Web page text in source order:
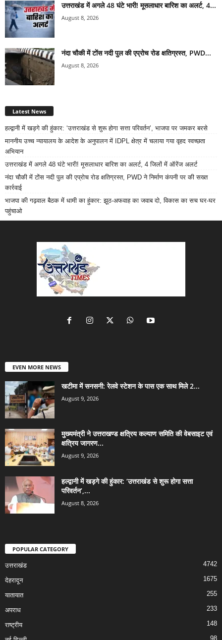
उत्तराखंड में अगले 48 घंटे भारी! मूसलाधार बारिश का अलर्ट, 4...
August 8, 2026
नंदा चौकी में टोंस नदी पुल की एप्रोच रोड क्षतिग्रस्त, PWD...
August 8, 2026
Latest News
हल्द्वानी में खड़गे की हुंकार: ‘उत्तराखंड से शुरू होगा सत्ता परिवर्तन’, भाजपा पर जमकर बरसे
माननीय उच्च न्यायालय के आदेश के अनुपालन में IDPL क्षेत्र में चलाया गया वृहद स्वच्छता
अभियान
उत्तराखंड में अगले 48 घंटे भारी! मूसलाधार बारिश का अलर्ट, 4 जिलों में ऑरेंज अलर्ट
नंदा चौकी में टोंस नदी पुल की एप्रोच रोड क्षतिग्रस्त, PWD ने निर्माण कंपनी पर की सख्त
कार्रवाई
भाजपा की गढ़वाल बैठक में धामी का हुंकार: झूठ-अफवाह का जवाब दो, विकास का सच घर-घर
पहुंचाओ
EVEN MORE NEWS
खटीमा में सनसनी: रेलवे स्टेशन के पास एक साथ मिले 2...
August 9, 2026
मुख्यमंत्री ने उत्तराखण्ड क्षत्रिय कल्याण समिति की वेबसाइट एवं
क्षत्रिय जागरण...
August 9, 2026
हल्द्वानी में खड़गे की हुंकार: ‘उत्तराखंड से शुरू होगा सत्ता
परिवर्तन’,...
August 8, 2026
POPULAR CATEGORY
उत्तराखंड 4742
देहरादून 1675
यातायात 255
अपराध 233
राष्ट्रीय 148
98